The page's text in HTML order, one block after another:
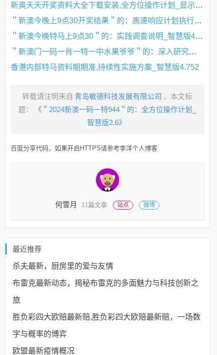
新奥天天开奖资料大全下载安装,全方位操作计划_显示版55.693
＂新澳今晚上9点30开奖结果＂的：高速响应计划执行_智慧版4.67
＂新澳今晚特马上9点30＂的：实践调查说明_智慧版4.44
＂新澳门一码一肖一特一中水果爷爷＂的：深入研究执行计划_乐享版2.38
香港内部特马资料期期准,持续性实施方案_智慧版4.752
转载请注明来自 青岛敏德科技发展有限公司 ，本文标
题：
《＂2024新澳一码一特944＂的：全方位操作计划_
智慧版2.6》
百度分享代码，如果开启HTTPS请参考李洋个人博客
何雪月 11篇文章 站点 微博
最近推荐
杀夫最新，厨房里的爱与友情
布雷克最新动态，揭秘布雷克的多面魅力与科技创新之
旅
胜负彩四大欧赔最新赔,胜负彩四大欧赔最新赔，一场数
字与概率的博弈
欧盟最新疫情概况